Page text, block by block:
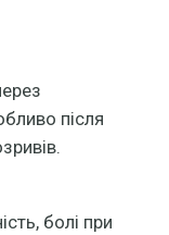
після
болі при